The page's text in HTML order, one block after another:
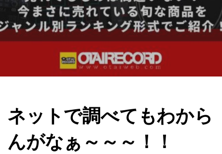
ネットで調べてもわから
んがなぁ～～～！！